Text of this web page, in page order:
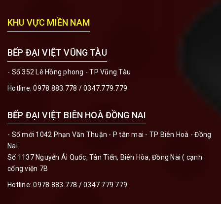
KHU VỰC MIỀN NAM
BẾP ĐẠI VIỆT VŨNG TÀU
- Số 352 Lê Hồng phong - TP Vũng Tàu
Hotline:0978.883.778 / 0347.779.779
BẾP ĐẠI VIỆT BIÊN HOÀ ĐỒNG NAI
- Số mới 1042 Phạn Văn Thuận - P tân mai - TP Biên Hoà - Đồng
Nai
Số 1137 Nguyễn Ái Quốc, Tân Tiến, Biên Hòa, Đồng Nai ( cạnh
cổng viện 7B
Hotline:0978.883.778 / 0347.779.779